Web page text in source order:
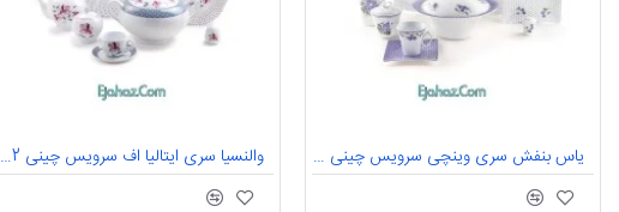
یاس بنفش سری وینچی سرویس چینی 90 پارچه کامل یاس بنفش 12 نفره درجه: یک والنسیا سری ایتالیا اف سرویس چینی 102 پارچه کامل والنسیا 12 نفره درجه: یک